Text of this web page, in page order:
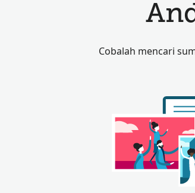
Cobalah mencari